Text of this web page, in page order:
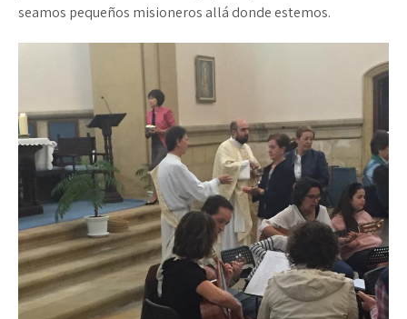
seamos pequeños misioneros allá donde estemos.